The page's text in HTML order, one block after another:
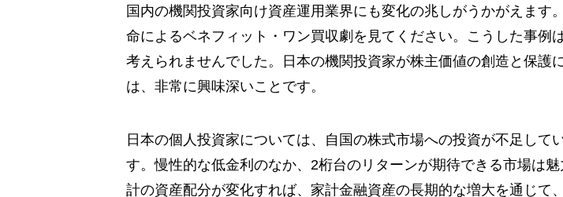
国内の機関投資家向け資産運用業界にも変化の兆しがうかがえます
命によるベネフィット・ワン買収劇を見てください。こうした事例
考えられませんでした。日本の機関投資家が株主価値の創造と保護
は、非常に興味深いことです。
日本の個人投資家については、自国の株式市場への投資が不足して
す。慢性的な低金利のなか、2桁台のリターンが期待できる市場は
計の資産配分が変化すれば、家計金融資産の長期的な増大を通じて